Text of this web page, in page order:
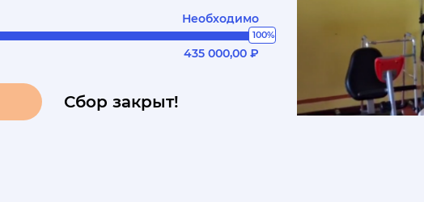
Необходимо
100%
435 000,00 ₽
Сбор закрыт!